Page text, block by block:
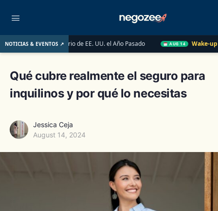
NOTICIAS & EVENTOS ↗
Inmobiliario de EE. UU. el Año Pasado AUG 14 Wake-up Call
Qué cubre realmente el seguro para
inquilinos y por qué lo necesitas
Jessica Ceja
August 14, 2024